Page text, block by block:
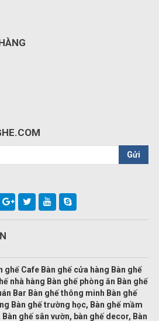
Gửi
ghế Cafe Bàn ghế cửa hàng Bàn ghế
nhà hàng Bàn ghế phòng ăn Bàn ghế
Bar Bàn ghế thông minh Bàn ghế
Bàn ghế trường học, Bàn ghế mầm
ghế sân vườn, bàn ghế decor, Bàn